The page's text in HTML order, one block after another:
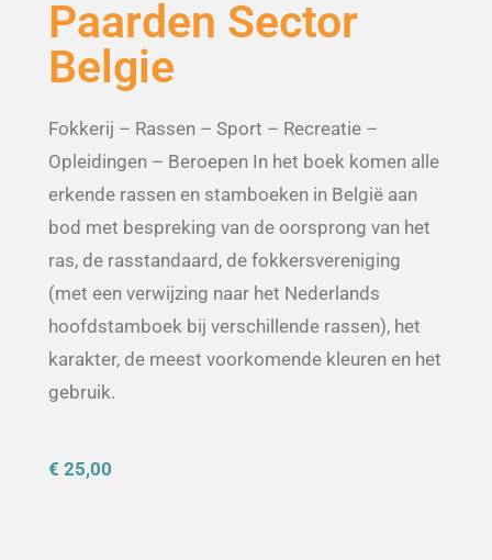
Paarden Sector
Belgie
Fokkerij – Rassen – Sport – Recreatie –
Opleidingen – Beroepen In het boek komen alle
erkende rassen en stamboeken in België aan
bod met bespreking van de oorsprong van het
ras, de rasstandaard, de fokkersvereniging
(met een verwijzing naar het Nederlands
hoofdstamboek bij verschillende rassen), het
karakter, de meest voorkomende kleuren en het
gebruik.
€ 25,00